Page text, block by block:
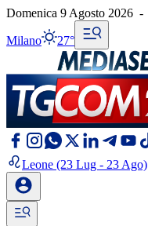
Domenica 9 Agosto 2026 -
Milano 27°
Leone (23 Lug - 23 Ago)